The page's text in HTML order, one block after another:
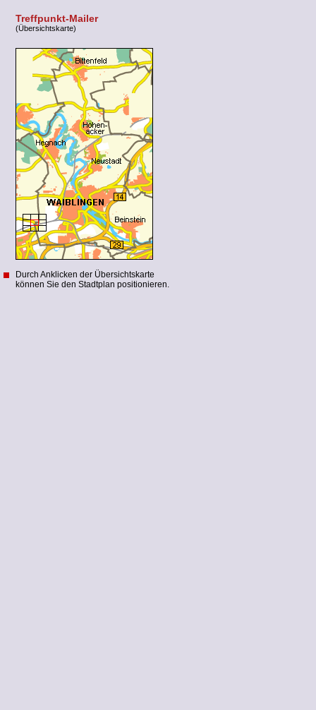
Treffpunkt-Mailer
(Übersichtskarte)
Durch Anklicken der Übersichtskarte
können Sie den Stadtplan positionieren.